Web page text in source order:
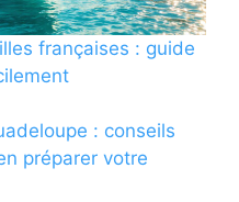
françaises : guide
: conseils
préparer votre